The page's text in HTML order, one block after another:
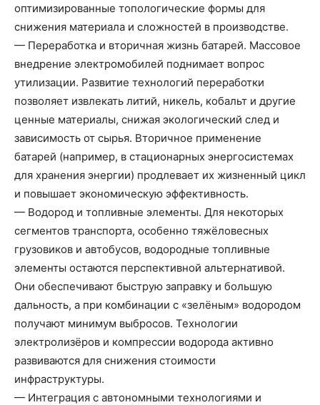
оптимизированные топологические формы для
снижения материала и сложностей в производстве.
— Переработка и вторичная жизнь батарей. Массовое
внедрение электромобилей поднимает вопрос
утилизации. Развитие технологий переработки
позволяет извлекать литий, никель, кобальт и другие
ценные материалы, снижая экологический след и
зависимость от сырья. Вторичное применение
батарей (например, в стационарных энергосистемах
для хранения энергии) продлевает их жизненный цикл
и повышает экономическую эффективность.
— Водород и топливные элементы. Для некоторых
сегментов транспорта, особенно тяжёловесных
грузовиков и автобусов, водородные топливные
элементы остаются перспективной альтернативой.
Они обеспечивают быструю заправку и большую
дальность, а при комбинации с «зелёным» водородом
получают минимум выбросов. Технологии
электролизёров и компрессии водорода активно
развиваются для снижения стоимости
инфраструктуры.
— Интеграция с автономными технологиями и